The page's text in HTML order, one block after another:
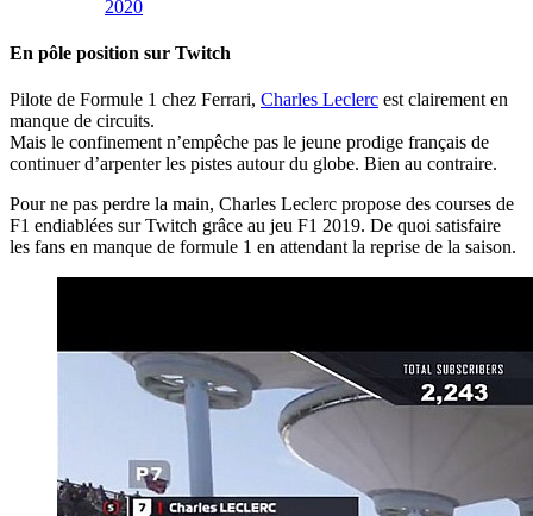
2020
En pôle position sur Twitch
Pilote de Formule 1 chez Ferrari, Charles Leclerc est clairement en
manque de circuits.
Mais le confinement n’empêche pas le jeune prodige français de
continuer d’arpenter les pistes autour du globe. Bien au contraire.
Pour ne pas perdre la main, Charles Leclerc propose des courses de
F1 endiablées sur Twitch grâce au jeu F1 2019. De quoi satisfaire
les fans en manque de formule 1 en attendant la reprise de la saison.